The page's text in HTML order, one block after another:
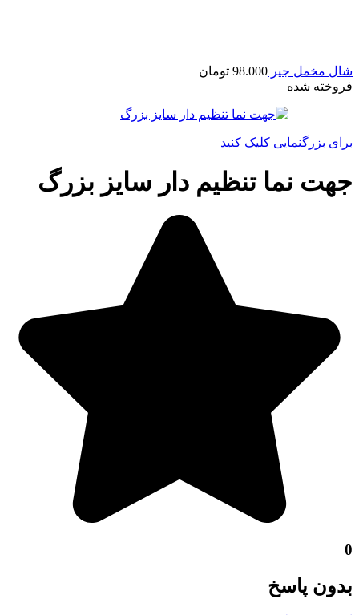
شال مخمل جیر 98.000 تومان
فروخته شده
برای بزرگنمایی کلیک کنید
جهت نما تنظیم دار سایز بزرگ
0
بدون پاسخ